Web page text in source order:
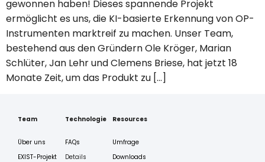
gewonnen haben! Dieses spannende Projekt
ermöglicht es uns, die KI-basierte Erkennung von OP-
Instrumenten marktreif zu machen. Unser Team,
bestehend aus den Gründern Ole Kröger, Marian
Schlüter, Jan Lehr und Clemens Briese, hat jetzt 18
Monate Zeit, um das Produkt zu […]
Team
Über uns
EXIST-Projekt
Technologie
FAQs
Details
Resources
Umfrage
Downloads